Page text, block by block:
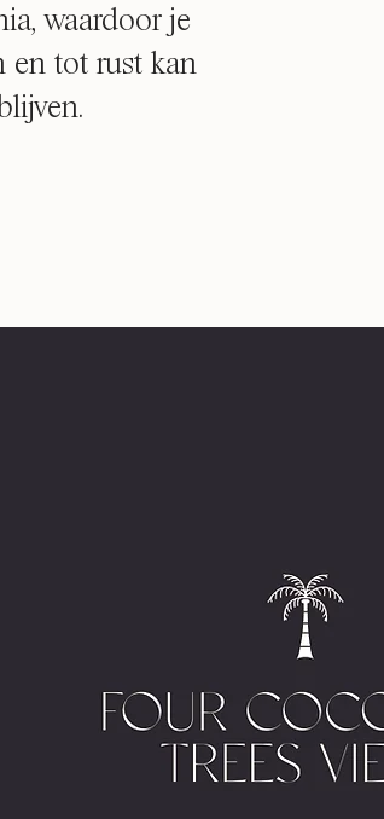
waardoor je
en tot rust kan